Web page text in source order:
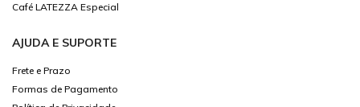
Café LATEZZA Especial
AJUDA E SUPORTE
Frete e Prazo
Formas de Pagamento